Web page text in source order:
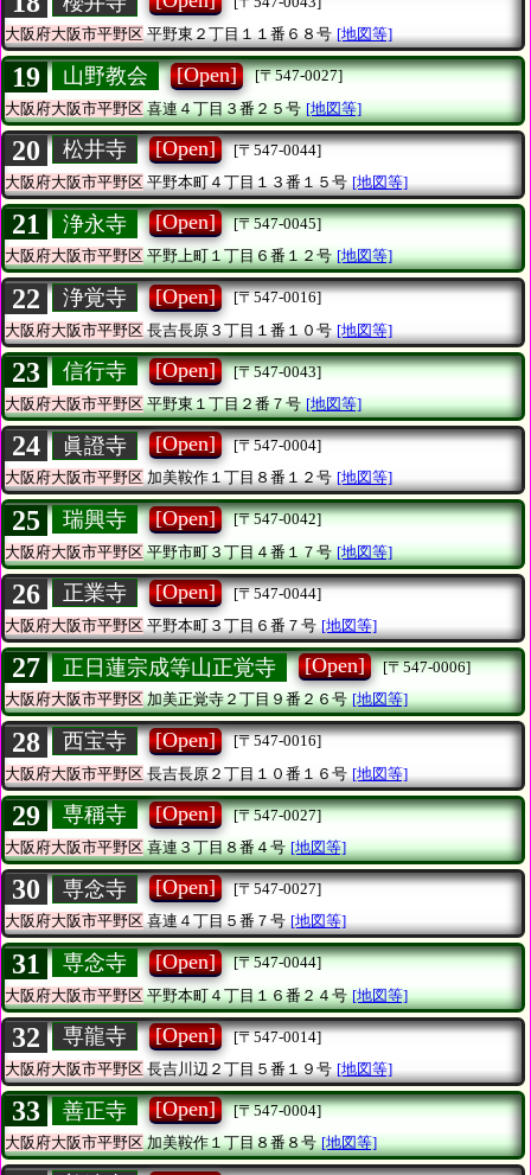
大阪府大阪市平野区平野東２丁目１１番６８号 [地図等]
19 山野教会 [Open]
[〒547-0027]
大阪府大阪市平野区喜連４丁目３番２５号 [地図等]
20 松井寺 [Open]
[〒547-0044]
大阪府大阪市平野区 平野本町４丁目１３番１５号 [地図等]
21 浄永寺 [Open]
[〒547-0045]
大阪府大阪市平野区平野上町１丁目６番１２号 [地図等]
22 浄覚寺 [Open]
[〒547-0016]
大阪府大阪市平野区 長吉長原３丁目１番１０号 [地図等]
23 信行寺 [Open]
[〒547-0043]
大阪府大阪市平野区平野東１丁目２番７号 [地図等]
24 眞證寺 [Open]
[〒547-0004]
大阪府大阪市平野区加美鞍作１丁目８番１２号 [地図等]
25 瑞興寺 [Open]
[〒547-0042]
大阪府大阪市平野区平野市町３丁目４番１７号 [地図等]
26 正業寺 [Open]
[〒547-0044]
大阪府大阪市平野区 平野本町３丁目６番７号 [地図等]
27 正日蓮宗成等山正覚寺 [Open]
[〒547-0006]
大阪府大阪市平野区加美正覚寺２丁目９番２６号 [地図等]
28 西宝寺 [Open]
[〒547-0016]
大阪府大阪市平野区 長吉長原２丁目１０番１６号 [地図等]
29 専稱寺 [Open]
[〒547-0027]
大阪府大阪市平野区喜連３丁目８番４号 [地図等]
30 専念寺 [Open]
[〒547-0027]
大阪府大阪市平野区喜連４丁目５番７号 [地図等]
31 専念寺 [Open]
[〒547-0044]
大阪府大阪市平野区平野本町４丁目１６番２４号 [地図等]
32 専龍寺 [Open]
[〒547-0014]
大阪府大阪市平野区 長吉川辺２丁目５番１９号 [地図等]
33 善正寺 [Open]
[〒547-0004]
大阪府大阪市平野区加美鞍作１丁目８番８号 [地図等]